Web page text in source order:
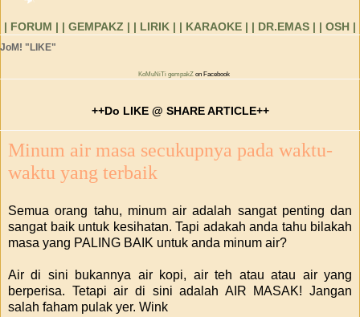
| FORUM | | GEMPAKZ | | LIRIK | | KARAOKE | | DR.EMAS | | OSH |
JoM! "LIKE"
KoMuNiTi gempakZ on Facebook
++Do LIKE @ SHARE ARTICLE++
Minum air masa secukupnya pada waktu-
waktu yang terbaik
Semua orang tahu, minum air adalah sangat penting dan
sangat baik untuk kesihatan. Tapi adakah anda tahu bilakah
masa yang PALING BAIK untuk anda minum air?
Air di sini bukannya air kopi, air teh atau atau air yang
berperisa. Tetapi air di sini adalah AIR MASAK! Jangan
salah faham pulak yer. Wink